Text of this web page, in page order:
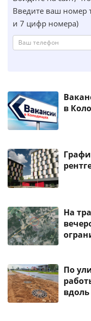
Введите ваш номер
и 7 цифр номера)
в
На
По